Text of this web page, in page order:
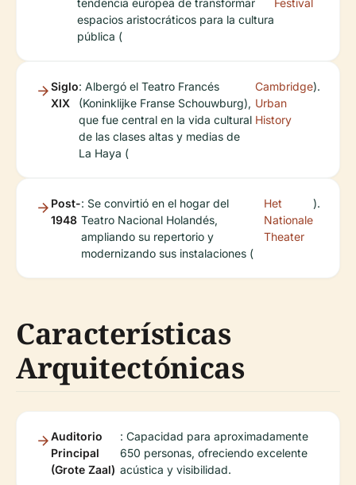
tendencia europea de transformar
espacios aristocráticos para la cultura
pública (
Festival
Siglo
XIX
: Albergó el Teatro Francés
(Koninklijke Franse Schouwburg),
que fue central en la vida cultural
de las clases altas y medias de
La Haya (
Cambridge
Urban
History
).
Post-
1948
: Se convirtió en el hogar del
Teatro Nacional Holandés,
ampliando su repertorio y
modernizando sus instalaciones (
Het
Nationale
Theater
).
Características
Arquitectónicas
Auditorio
Principal
(Grote Zaal)
: Capacidad para aproximadamente
650 personas, ofreciendo excelente
acústica y visibilidad.